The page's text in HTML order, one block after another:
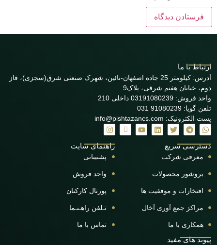
ارتباط با ما
آدرس: کیلومتر 25 جاده اصفهان-نائین، شهرک صنعتی شرق(سجزی)، فاز
دوم، خیابان هفتم شرقی، پلاک9
واحد فروش: 03191080239 داخلی 210
تلفن گویا: 91080239 031
پست الکترونیک: info@pishtazancs.com
دسترسی سریع
معرفی شرکت
بروشور محصولات
افتخارات و موفقیت ها
مراکز جمع آوری آخال
همکاری با ما
راهنمای سایت
پشتیبانی
واحد فروش
پورتال کارکنان
تـلفن راهـنـما
تماس با ما
پیوند های مفید